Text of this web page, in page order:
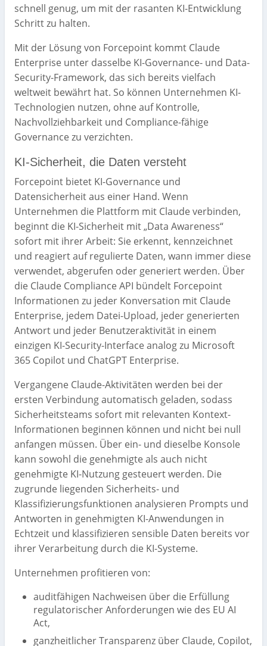
schnell genug, um mit der rasanten KI-Entwicklung
Schritt zu halten.
Mit der Lösung von Forcepoint kommt Claude
Enterprise unter dasselbe KI-Governance- und Data-
Security-Framework, das sich bereits vielfach
weltweit bewährt hat. So können Unternehmen KI-
Technologien nutzen, ohne auf Kontrolle,
Nachvollziehbarkeit und Compliance-fähige
Governance zu verzichten.
KI-Sicherheit, die Daten versteht
Forcepoint bietet KI-Governance und
Datensicherheit aus einer Hand. Wenn
Unternehmen die Plattform mit Claude verbinden,
beginnt die KI-Sicherheit mit „Data Awareness“
sofort mit ihrer Arbeit: Sie erkennt, kennzeichnet
und reagiert auf regulierte Daten, wann immer diese
verwendet, abgerufen oder generiert werden. Über
die Claude Compliance API bündelt Forcepoint
Informationen zu jeder Konversation mit Claude
Enterprise, jedem Datei-Upload, jeder generierten
Antwort und jeder Benutzeraktivität in einem
einzigen KI-Security-Interface analog zu Microsoft
365 Copilot und ChatGPT Enterprise.
Vergangene Claude-Aktivitäten werden bei der
ersten Verbindung automatisch geladen, sodass
Sicherheitsteams sofort mit relevanten Kontext-
Informationen beginnen können und nicht bei null
anfangen müssen. Über ein- und dieselbe Konsole
kann sowohl die genehmigte als auch nicht
genehmigte KI-Nutzung gesteuert werden. Die
zugrunde liegenden Sicherheits- und
Klassifizierungsfunktionen analysieren Prompts und
Antworten in genehmigten KI-Anwendungen in
Echtzeit und klassifizieren sensible Daten bereits vor
ihrer Verarbeitung durch die KI-Systeme.
Unternehmen profitieren von:
auditfähigen Nachweisen über die Erfüllung
regulatorischer Anforderungen wie des EU AI
Act,
ganzheitlicher Transparenz über Claude, Copilot,